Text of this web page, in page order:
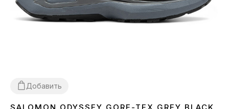
Добавить
SALOMON ODYSSEY GORE-TEX GREY BLACK